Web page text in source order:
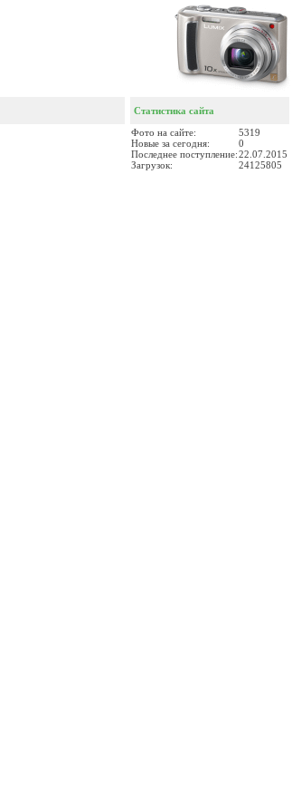
Статистика сайта
Фото на сайте:
5319
Новые за сегодня:
0
Последнее поступление:22.07.2015
Загрузок:
24125805